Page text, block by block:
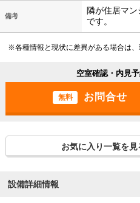
備考
隣が住居マ
です。
※各種情報と現状に差異がある場合は、
空室確認・内見
無料
お気に入り一覧を見
設備詳細情報